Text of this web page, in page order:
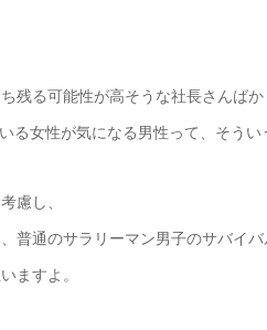
残る可能性が高そうな社長さんばか
る女性が気になる男性って、そうい
慮し、
普通のサラリーマン男子のサバイ
ますよ。